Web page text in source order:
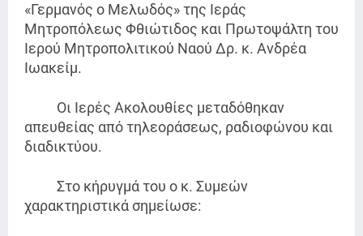
«Γερμανός ο Μελωδός» της Ιεράς
Μητροπόλεως Φθιώτιδος και Πρωτοψάλτη του
Ιερού Μητροπολιτικού Ναού Δρ. κ. Ανδρέα
Ιωακείμ.
Οι Ιερές Ακολουθίες μεταδόθηκαν
απευθείας από τηλεοράσεως, ραδιοφώνου και
διαδικτύου.
Στο κήρυγμά του ο κ. Συμεών
χαρακτηριστικά σημείωσε: